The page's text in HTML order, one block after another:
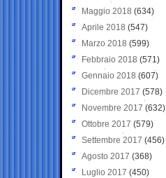
Maggio 2018 (634)
Aprile 2018 (547)
Marzo 2018 (599)
Febbraio 2018 (571)
Gennaio 2018 (607)
Dicembre 2017 (578)
Novembre 2017 (632)
Ottobre 2017 (579)
Settembre 2017 (456)
Agosto 2017 (368)
Luglio 2017 (450)